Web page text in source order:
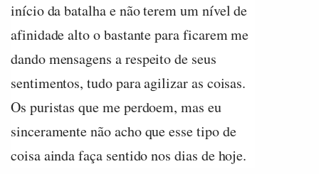
início da batalha e não terem um nível de
afinidade alto o bastante para ficarem me
dando mensagens a respeito de seus
sentimentos, tudo para agilizar as coisas.
Os puristas que me perdoem, mas eu
sinceramente não acho que esse tipo de
coisa ainda faça sentido nos dias de hoje.